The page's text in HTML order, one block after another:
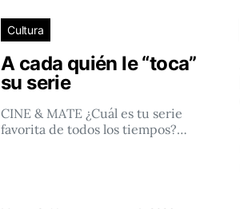
Cultura
A cada quién le “toca”
su serie
CINE & MATE ¿Cuál es tu serie
favorita de todos los tiempos?…